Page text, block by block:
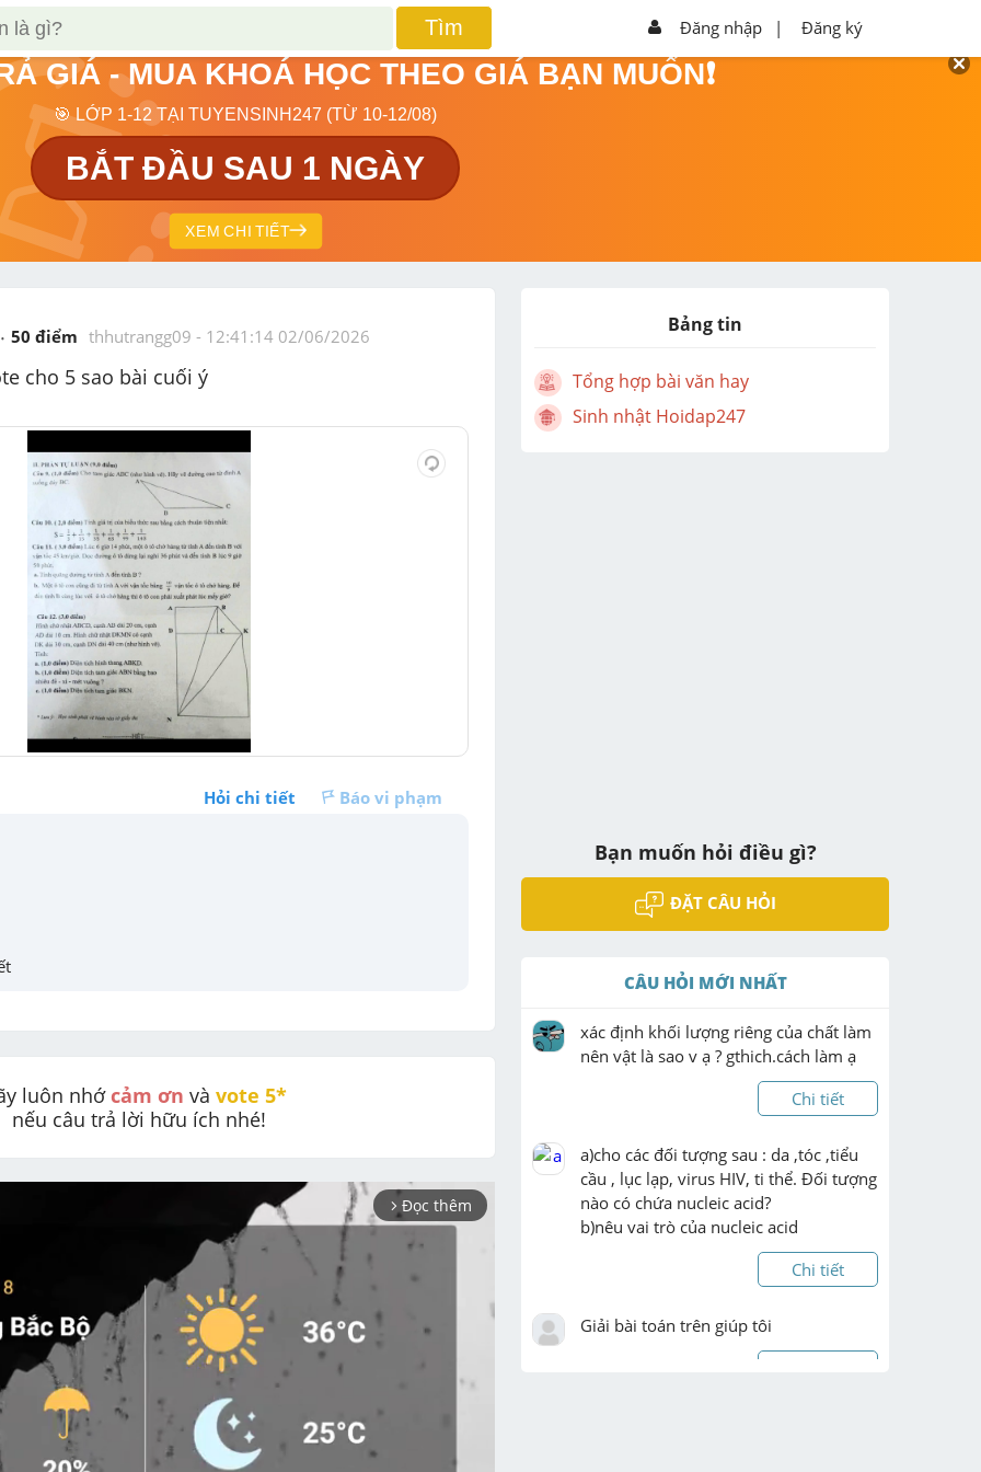
Tìm Đăng nhập | Đăng ký
GIÁ - MUA KHOÁ HỌC THEO GIÁ BẠN MUỐN❗
🎯 LỚP 1-12 TẠI TUYENSINH247 (TỪ 10-12/08)
BẮT ĐẦU SAU 1 NGÀY
XEM CHI TIẾT
50 điểm thhutrangg09 - 12:41:14 02/06/2026
cho 5 sao bài cuối ý
Hỏi chi tiết Báo vi phạm
luôn nhớ cảm ơn và vote 5*
nếu câu trả lời hữu ích nhé!
arrow_forward_ios Đọc thêm
Bảng tin
Tổng hợp bài văn hay
Sinh nhật Hoidap247
Bạn muốn hỏi điều gì?
ĐẶT CÂU HỎI
CÂU HỎI MỚI NHẤT
xác định khối lượng riêng của chất làm
nên vật là sao v ạ ? gthich.cách làm ạ
Chi tiết
a)cho các đối tượng sau : da ,tóc ,tiểu
cầu , lục lạp, virus HIV, ti thể. Đối tượng
nào có chứa nucleic acid?
b)nêu vai trò của nucleic acid
Chi tiết
Giải bài toán trên giúp tôi